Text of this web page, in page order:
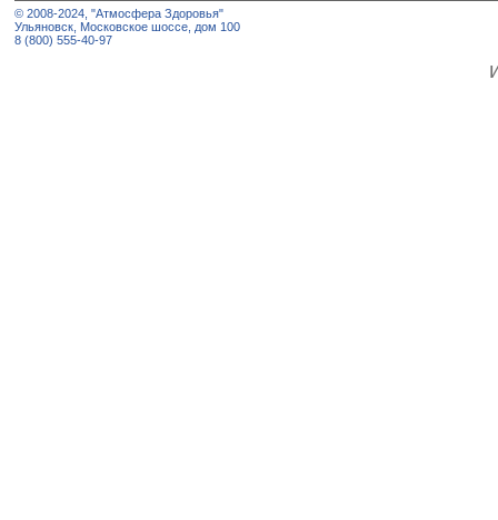
© 2008-2024, "Атмосфера Здоровья"
Ульяновск, Московское шоссе, дом 100
8 (800) 555-40-97